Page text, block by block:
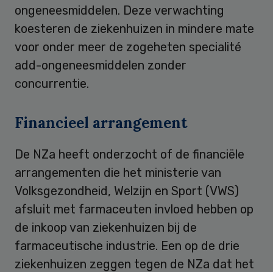
ongeneesmiddelen. Deze verwachting
koesteren de ziekenhuizen in mindere mate
voor onder meer de zogeheten specialité
add-ongeneesmiddelen zonder
concurrentie.
Financieel arrangement
De NZa heeft onderzocht of de financiële
arrangementen die het ministerie van
Volksgezondheid, Welzijn en Sport (VWS)
afsluit met farmaceuten invloed hebben op
de inkoop van ziekenhuizen bij de
farmaceutische industrie. Een op de drie
ziekenhuizen zeggen tegen de NZa dat het